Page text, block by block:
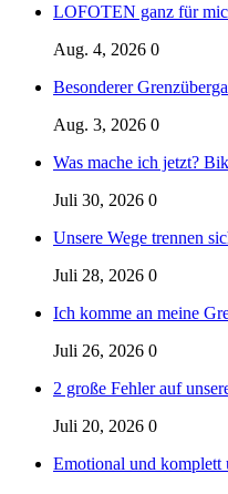
LOFOTEN ganz für
Aug. 4, 2026 0
Besonderer
Aug. 3, 2026 0
Was mache ich jetzt?
Juli 30, 2026 0
Unsere Wege trennen
Juli 28, 2026 0
Ich komme an meine
Juli 26, 2026 0
2 große Fehler auf
Juli 20, 2026 0
Emotional und